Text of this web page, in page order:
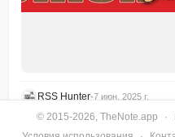
RSS Hunter•7 июн. 2025 г.
© 2015-2026, TheNote.app ·